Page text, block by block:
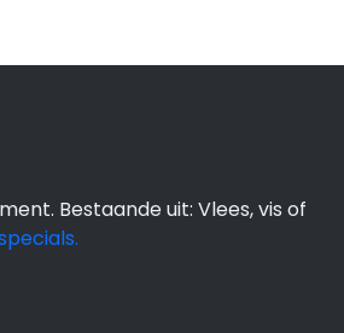
doen de boodschappen koken
Bestaande uit: Vlees, vis of